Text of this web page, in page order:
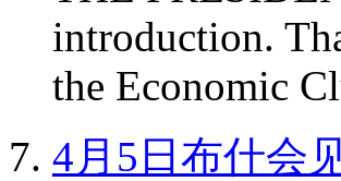
introduction.
the Economic
4月5日布什会